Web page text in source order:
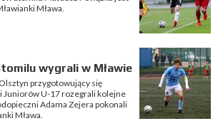
Mława.
wygrali w Mławie
przygotowujący się
Juniorów U-17 rozegrali kolejne
Adama Zejera pokonali
Mława.